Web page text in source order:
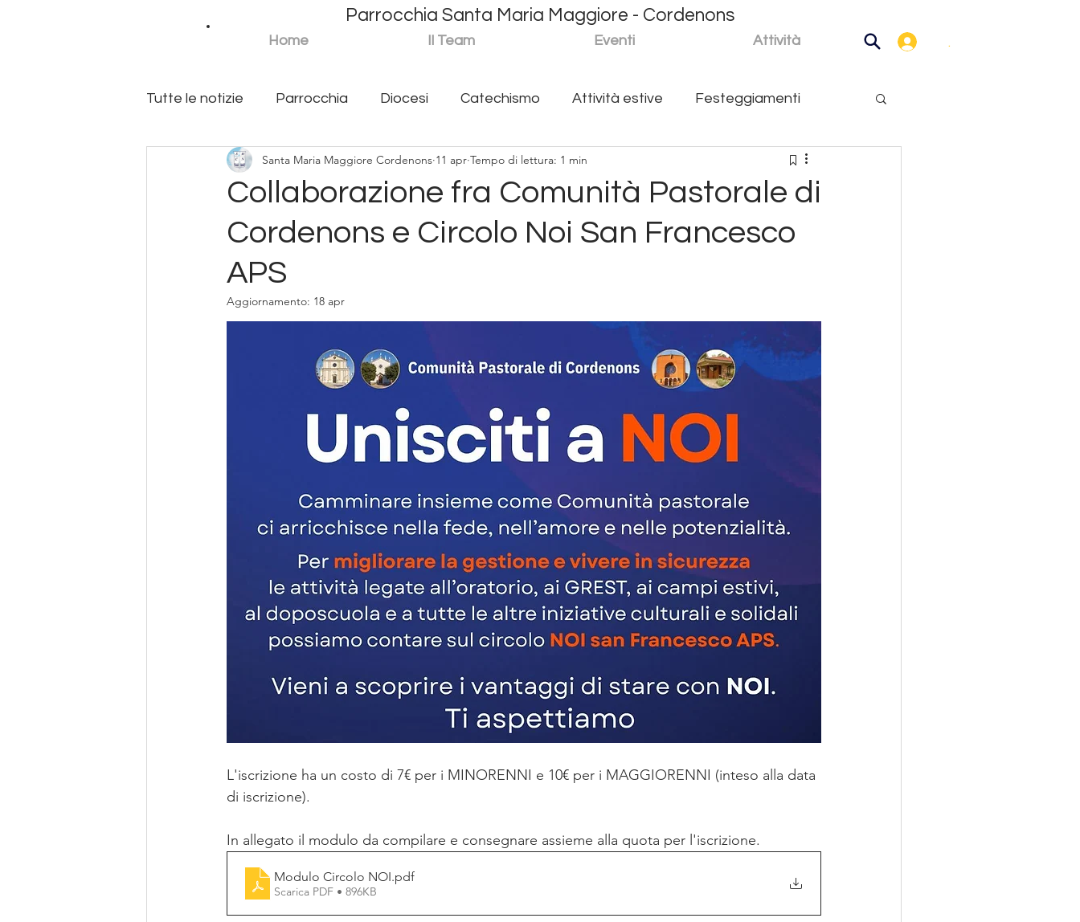
P S
M M
Parrocchia Santa Maria Maggiore - Cordenons
Home Il Team Eventi Attività .
Tutte le notizie Parrocchia Diocesi Catechismo Attività estive Festeggiamenti
Azione cattolica Scuola Materna Maria Bambina Caritas
Collaborazione fra Comunità Pastorale di
Cordenons e Circolo Noi San Francesco
APS
Santa Maria Maggiore Cordenons 11 apr Tempo di lettura: 1 min
Aggiornamento: 18 apr
L'iscrizione ha un costo di 7€ per i MINORENNI e 10€ per i MAGGIORENNI (inteso alla data
di iscrizione).
In allegato il modulo da compilare e consegnare assieme alla quota per l'iscrizione.
Modulo Circolo NOI.pdf
Scarica PDF • 896KB